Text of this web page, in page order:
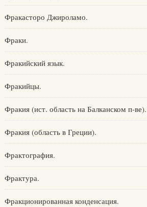
Фракасторо Джироламо.
Фраки.
Фракийский язык.
Фракийцы.
Фракия (ист. область на Балканском п-ве).
Фракия (область в Греции).
Фрактография.
Фрактура.
Фракционированная конденсация.